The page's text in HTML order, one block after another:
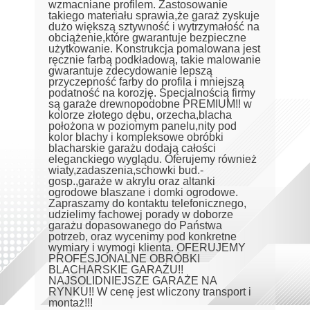
wzmacniane profilem. Zastosowanie
takiego materiału sprawia,że garaż zyskuje
dużo większą sztywność i wytrzymałość na
obciążenie,które gwarantuje bezpieczne
użytkowanie. Konstrukcja pomalowana jest
ręcznie farbą podkładową, takie malowanie
gwarantuje zdecydowanie lepszą
przyczepność farby do profila i mniejszą
podatność na korozję. Specjalnością firmy
są garaże drewnopodobne PREMIUM!! w
kolorze złotego dębu, orzecha,blacha
położona w poziomym panelu,nity pod
kolor blachy i kompleksowe obróbki
blacharskie garażu dodają całości
eleganckiego wyglądu. Oferujemy również
wiaty,zadaszenia,schowki bud.-
gosp.,garaże w akrylu oraz altanki
ogrodowe blaszane i domki ogrodowe.
Zapraszamy do kontaktu telefonicznego,
udzielimy fachowej porady w doborze
garażu dopasowanego do Państwa
potrzeb, oraz wycenimy pod konkretne
wymiary i wymogi klienta. OFERUJEMY
PROFESJONALNE OBRÓBKI
BLACHARSKIE GARAŻU!!
NAJSOLIDNIEJSZE GARAŻE NA
RYNKU!! W cenę jest wliczony transport i
montaż!!!